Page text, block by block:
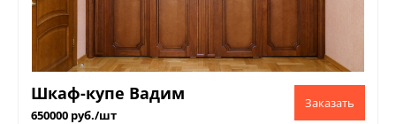
Шкаф-купе Вадим
650000 руб./шт